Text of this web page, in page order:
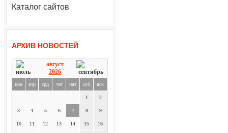
Каталог сайтов
АРХИВ НОВОСТЕЙ
август
2026
пон втр срд чет пят суб вск
1 2
3 4 5 6 7 8 9
10 11 12 13 14 15 16